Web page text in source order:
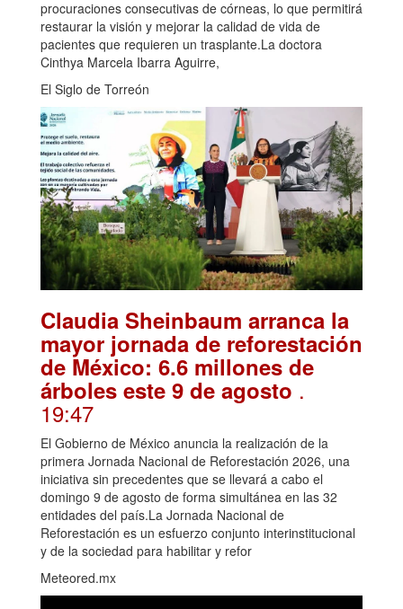
procuraciones consecutivas de córneas, lo que permitirá
restaurar la visión y mejorar la calidad de vida de
pacientes que requieren un trasplante.La doctora
Cinthya Marcela Ibarra Aguirre,
El Siglo de Torreón
Claudia Sheinbaum arranca la
mayor jornada de reforestación
de México: 6.6 millones de
árboles este 9 de agosto .
19:47
El Gobierno de México anuncia la realización de la
primera Jornada Nacional de Reforestación 2026, una
iniciativa sin precedentes que se llevará a cabo el
domingo 9 de agosto de forma simultánea en las 32
entidades del país.La Jornada Nacional de
Reforestación es un esfuerzo conjunto interinstitucional
y de la sociedad para habilitar y refor
Meteored.mx